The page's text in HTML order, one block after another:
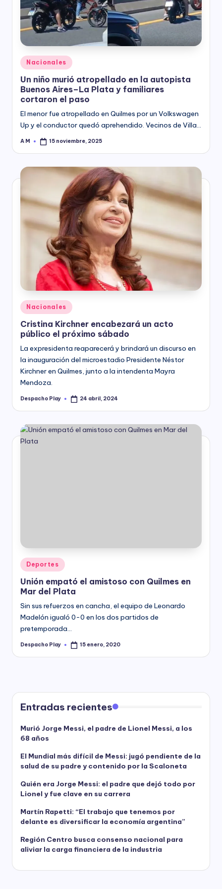
y
Posted
in
Nacionales
Un niño murió atropellado en la autopista
Buenos Aires–La Plata y familiares
cortaron el paso
El menor fue atropellado en Quilmes por un Volkswagen
Up y el conductor quedó aprehendido. Vecinos de Villa…
Posted
A M 15 noviembre, 2025
Posted
in
Nacionales
Cristina Kirchner encabezará un acto
público el próximo sábado
La expresidenta reaparecerá y brindará un discurso en
la inauguración del microestadio Presidente Néstor
Kirchner en Quilmes, junto a la intendenta Mayra
Mendoza.
Posted
Despacho Play 24 abril, 2024
Posted
in
Deportes
Unión empató el amistoso con Quilmes en
Mar del Plata
Sin sus refuerzos en cancha, el equipo de Leonardo
Madelón igualó 0-0 en los dos partidos de
pretemporada…
Posted
Despacho Play 15 enero, 2020
Entradas recientes
Murió Jorge Messi, el padre de Lionel Messi, a los
68 años
El Mundial más difícil de Messi: jugó pendiente de la
salud de su padre y contenido por la Scaloneta
Quién era Jorge Messi: el padre que dejó todo por
Lionel y fue clave en su carrera
Martín Rapetti: “El trabajo que tenemos por
delante es diversificar la economía argentina”
Región Centro busca consenso nacional para
aliviar la carga financiera de la industria